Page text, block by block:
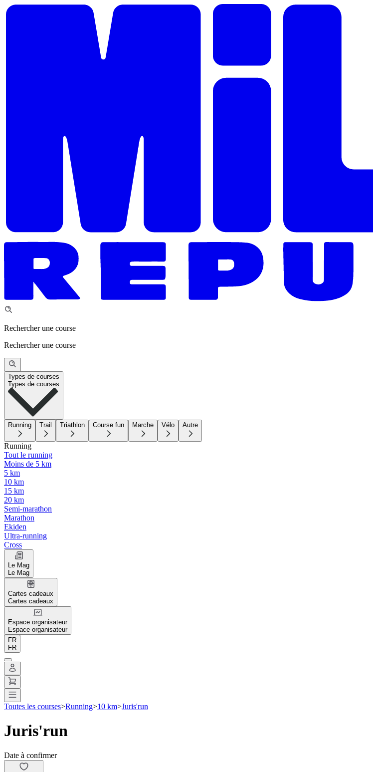
Rechercher une course
Rechercher une course
Types de courses
Types de courses
Running Trail Triathlon Course fun Marche Vélo Autre
Running
Tout le running
Moins de 5 km
5 km
10 km
15 km
20 km
Semi-marathon
Marathon
Ekiden
Ultra-running
Cross
Le Mag
Le Mag
Cartes cadeaux
Cartes cadeaux
Espace organisateur
Espace organisateur
FR
FR
Toutes les courses>Running>10 km>Juris'run
Juris'run
Date à confirmer